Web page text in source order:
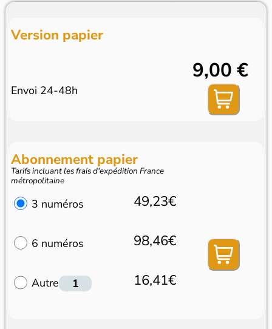
Version papier
Envoi 24-48h
9,00 €
Abonnement papier
Tarifs incluant les frais d'expédition France
métropolitaine
3 numéros 49,23€
6 numéros 98,46€
Autre 16,41€